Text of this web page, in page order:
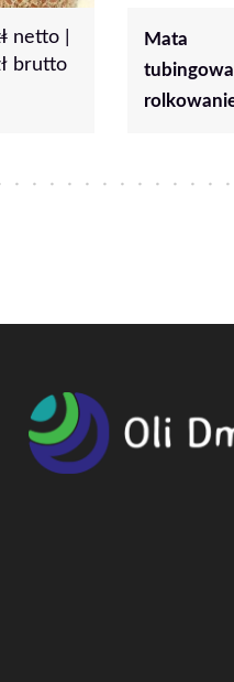
zł netto
zł
Dmuchany
plac zabaw
Pandy